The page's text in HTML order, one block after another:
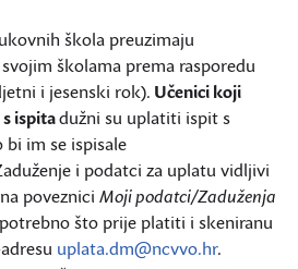
škola preuzimaju
školama prema rasporedu
i jesenski rok). Učenici koji
ispitadužni su uplatiti ispit s
im se ispisale
i podatci za uplatu vidljivi
poveznici Moji podatci/Zaduženja
što prije platiti i skeniranu
uplata.dm@ncvvo.hr.